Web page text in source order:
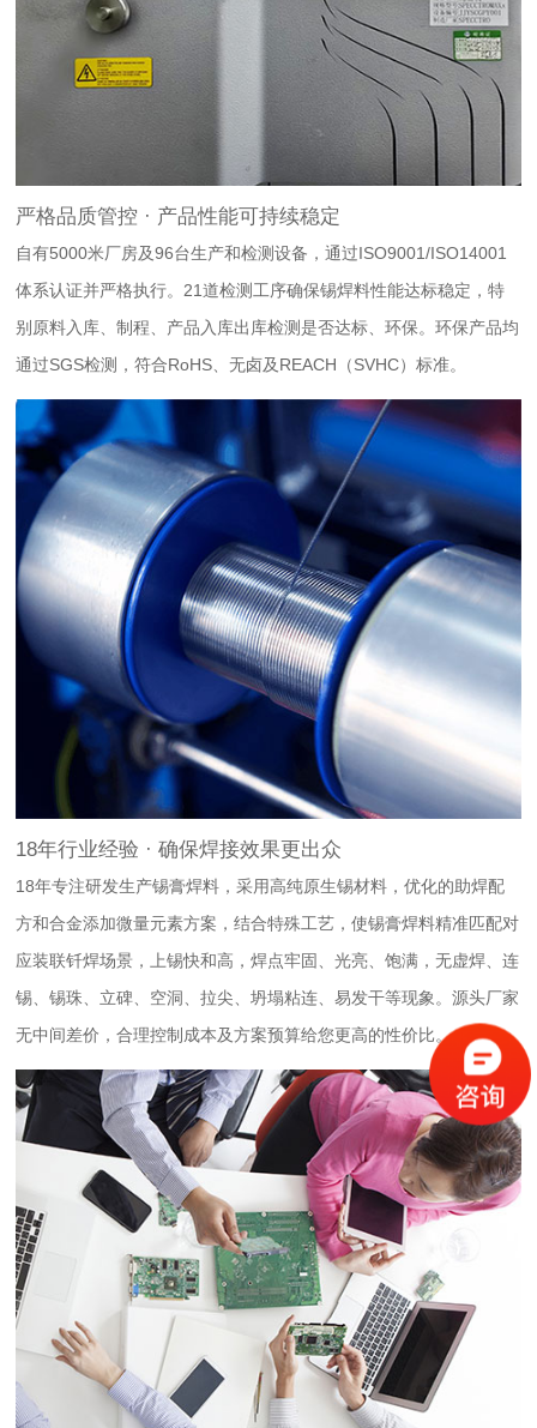
严格品质管控 · 产品性能可持续稳定
自有5000米厂房及96台生产和检测设备，通过ISO9001/ISO14001
体系认证并严格执行。21道检测工序确保锡焊料性能达标稳定，特
别原料入库、制程、产品入库出库检测是否达标、环保。环保产品均
通过SGS检测，符合RoHS、无卤及REACH（SVHC）标准。
18年行业经验 · 确保焊接效果更出众
18年专注研发生产锡膏焊料，采用高纯原生锡材料，优化的助焊配
方和合金添加微量元素方案，结合特殊工艺，使锡膏焊料精准匹配对
应装联钎焊场景，上锡快和高，焊点牢固、光亮、饱满，无虚焊、连
锡、锡珠、立碑、空洞、拉尖、坍塌粘连、易发干等现象。源头厂家
无中间差价，合理控制成本及方案预算给您更高的性价比。